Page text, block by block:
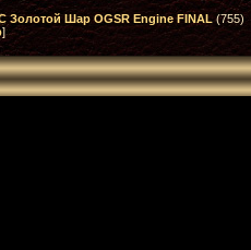
Золотой Шар OGSR Engine FINAL (755)
]